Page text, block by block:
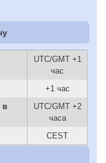
UTC/GMT +1
час
+1 час
в
UTC/GMT +2
часа
CEST